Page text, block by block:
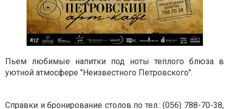
Пьем любимые напитки под ноты теплого блюза в
уютной атмосфере "Неизвестного Петровского".
Справки и бронирование столов по тел.: (056) 788-70-38,